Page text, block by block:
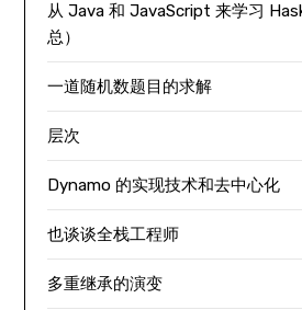
从 Java 和 JavaScript 来学习
总）
一道随机数题目的求解
层次
Dynamo 的实现技术和去中心化
也谈谈全栈工程师
多重继承的演变